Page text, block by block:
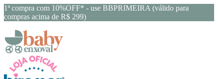
1ª compra com 10%OFF* - use BBPRIMEIRA (válido para
compras acima de R$ 299)